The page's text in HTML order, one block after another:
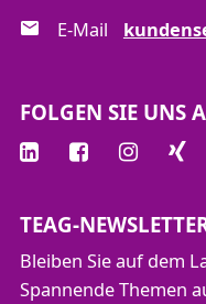
E-Mail
FOLGEN SIE UNS
TEAG-
Bleiben Sie auf dem
Spannende Themen